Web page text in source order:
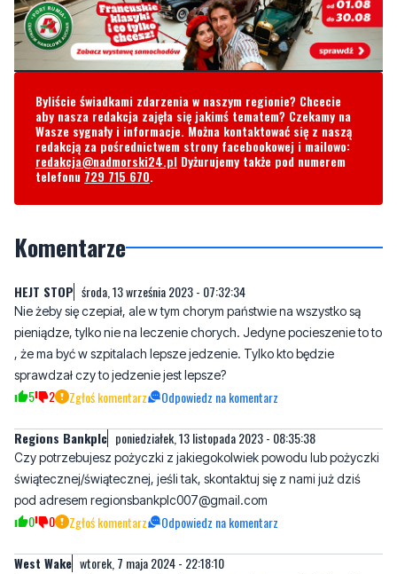
Byliście świadkami zdarzenia w naszym regionie? Chcecie
aby nasza redakcja zajęła się jakimś tematem? Czekamy na
Wasze sygnały i informacje. Można kontaktować się z naszą
redakcją za pośrednictwem strony facebookowej i mailowo:
redakcja@nadmorski24.pl Dyżurujemy także pod numerem
telefonu 729 715 670.
Komentarze
HEJT STOP środa, 13 września 2023 - 07:32:34
Nie żeby się czepiał, ale w tym chorym państwie na wszystko są
pieniądze, tylko nie na leczenie chorych. Jedyne pocieszenie to to
, że ma być w szpitalach lepsze jedzenie. Tylko kto będzie
sprawdzał czy to jedzenie jest lepsze?
5 2 Zgłoś komentarz Odpowiedz na komentarz
Regions Bankplc poniedziałek, 13 listopada 2023 - 08:35:38
Czy potrzebujesz pożyczki z jakiegokolwiek powodu lub pożyczki
świątecznej/świątecznej, jeśli tak, skontaktuj się z nami już dziś
pod adresem regionsbankplc007@gmail.com
0 0 Zgłoś komentarz Odpowiedz na komentarz
West Wake wtorek, 7 maja 2024 - 22:18:10